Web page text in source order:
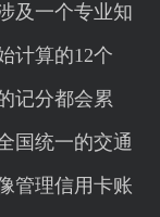
及一个专业知
计算的12个
记分都会累
国统一的交通
管理信用卡账